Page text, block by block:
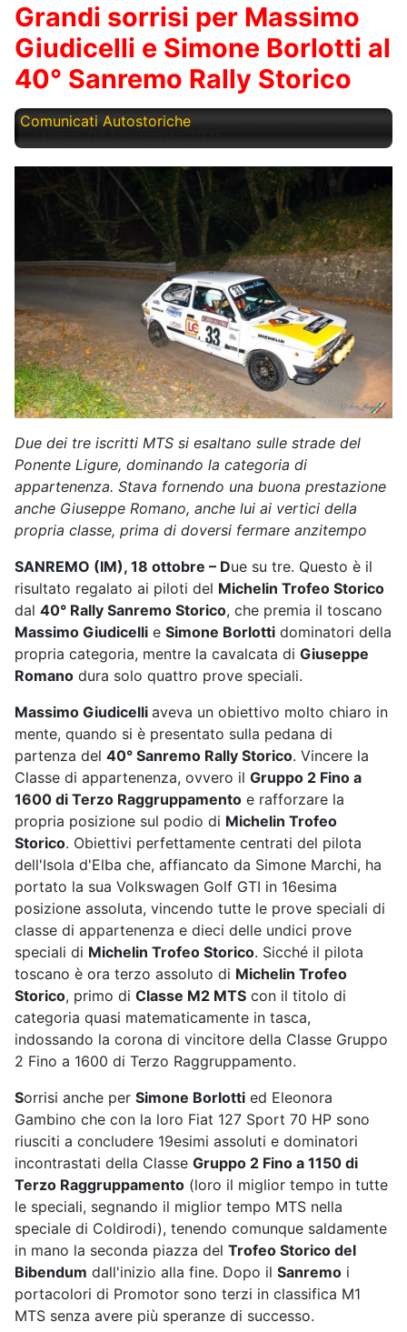
Grandi sorrisi per Massimo
Giudicelli e Simone Borlotti al
40° Sanremo Rally Storico
Comunicati Autostoriche
Lunedì, 03 Novembre 2025
Due dei tre iscritti MTS si esaltano sulle strade del
Ponente Ligure, dominando la categoria di
appartenenza. Stava fornendo una buona prestazione
anche Giuseppe Romano, anche lui ai vertici della
propria classe, prima di doversi fermare anzitempo
SANREMO (IM), 18 ottobre – Due su tre. Questo è il
risultato regalato ai piloti del Michelin Trofeo Storico
dal 40° Rally Sanremo Storico, che premia il toscano
Massimo Giudicelli e Simone Borlotti dominatori della
propria categoria, mentre la cavalcata di Giuseppe
Romano dura solo quattro prove speciali.
Massimo Giudicelli aveva un obiettivo molto chiaro in
mente, quando si è presentato sulla pedana di
partenza del 40° Sanremo Rally Storico. Vincere la
Classe di appartenenza, ovvero il Gruppo 2 Fino a
1600 di Terzo Raggruppamento e rafforzare la
propria posizione sul podio di Michelin Trofeo
Storico. Obiettivi perfettamente centrati del pilota
dell'Isola d'Elba che, affiancato da Simone Marchi, ha
portato la sua Volkswagen Golf GTI in 16esima
posizione assoluta, vincendo tutte le prove speciali di
classe di appartenenza e dieci delle undici prove
speciali di Michelin Trofeo Storico. Sicché il pilota
toscano è ora terzo assoluto di Michelin Trofeo
Storico, primo di Classe M2 MTS con il titolo di
categoria quasi matematicamente in tasca,
indossando la corona di vincitore della Classe Gruppo
2 Fino a 1600 di Terzo Raggruppamento.
Sorrisi anche per Simone Borlotti ed Eleonora
Gambino che con la loro Fiat 127 Sport 70 HP sono
riusciti a concludere 19esimi assoluti e dominatori
incontrastati della Classe Gruppo 2 Fino a 1150 di
Terzo Raggruppamento (loro il miglior tempo in tutte
le speciali, segnando il miglior tempo MTS nella
speciale di Coldirodi), tenendo comunque saldamente
in mano la seconda piazza del Trofeo Storico del
Bibendum dall'inizio alla fine. Dopo il Sanremo i
portacolori di Promotor sono terzi in classifica M1
MTS senza avere più speranze di successo.